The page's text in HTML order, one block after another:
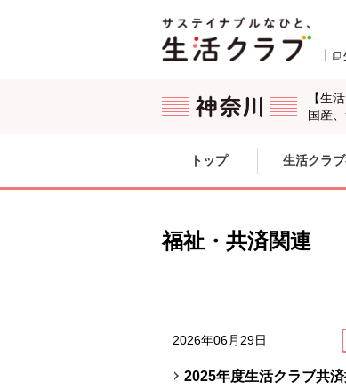
【生
国産
ここからサイト内共通メニューです。
サイト内共通メニューをスキップする
トップ 生活クラ
福祉・共済関連
2026年06月29日
2025年度生活クラブ共